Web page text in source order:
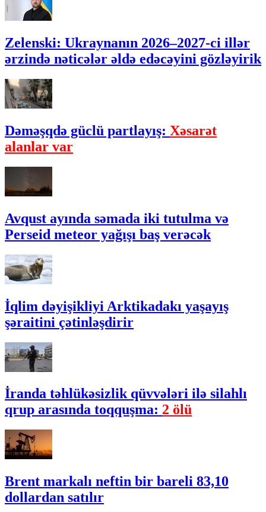
Zelenski: Ukraynanın 2026–2027-ci illər
ərzində nəticələr əldə edəcəyini gözləyirik
Dəməşqdə güclü partlayış: Xəsarət
alanlar var
Avqust ayında səmada iki tutulma və
Perseid meteor yağışı baş verəcək
İqlim dəyişikliyi Arktikadakı yaşayış
şəraitini çətinləşdirir
İranda təhlükəsizlik qüvvələri ilə silahlı
qrup arasında toqquşma: 2 ölü
Brent markalı neftin bir bareli 83,10
dollardan satılır